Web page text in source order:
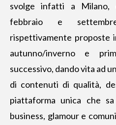
svolge infatti a Milano,
febbraio e
rispettivamente proposte
autunno/inverno e
successivo, dando vita ad
di contenuti di qualità,
piattaforma unica che
business, glamour e